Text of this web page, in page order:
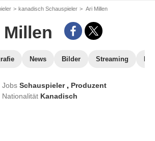
kanadisch Schauspieler Ari Millen
News Bilder Streaming
JobsSchauspieler , Produzent
Nationalität Kanadisch